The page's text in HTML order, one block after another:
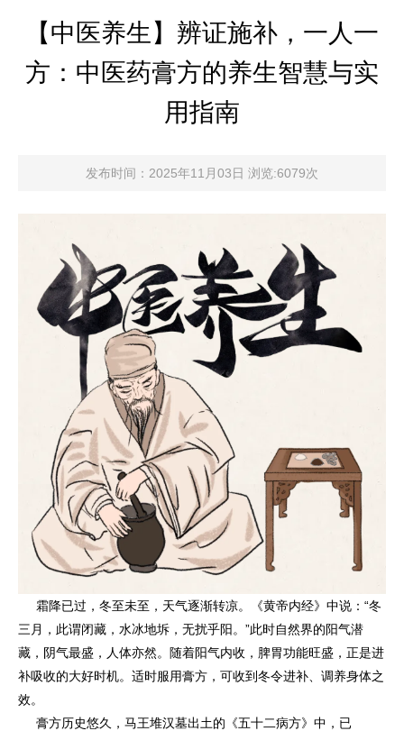
【中医养生】辨证施补，一人一
方：中医药膏方的养生智慧与实
用指南
发布时间：2025年11月03日 浏览:6079次
霜降已过，冬至未至，天气逐渐转凉。《黄帝内经》中说：“冬
三月，此谓闭藏，水冰地坼，无扰乎阳。”此时自然界的阳气潜
藏，阴气最盛，人体亦然。随着阳气内收，脾胃功能旺盛，正是进
补吸收的大好时机。适时服用膏方，可收到冬令进补、调养身体之
效。
膏方历史悠久，马王堆汉墓出土的《五十二病方》中，已